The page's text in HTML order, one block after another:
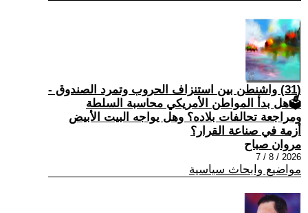
(31) واشنطن بين استنزاف الحروب وتمرد الصندوق -
🗳هل بدأ المواطن الأمريكي محاسبة السلطة
ومراجعة تحالفات بلاده؟ وهل يواجه البيت الأبيض
أزمة في صناعة القرار؟
مروان صباح
2026 / 8 / 7
مواضيع وابحاث سياسية